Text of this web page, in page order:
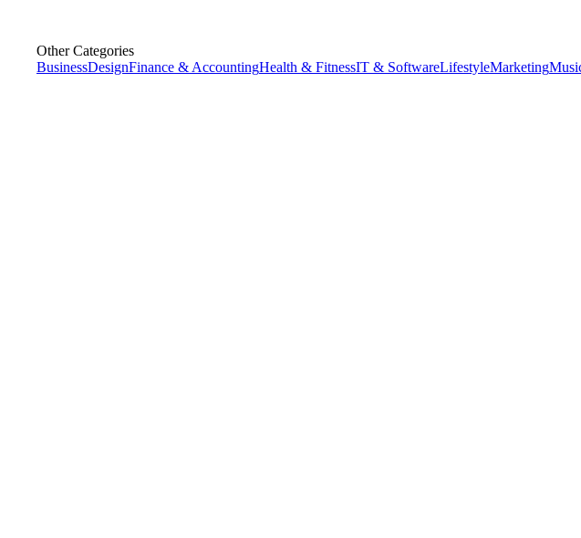
Other Categories
BusinessDesignFinance & AccountingHealth & FitnessIT & SoftwareLifestyleMarketing